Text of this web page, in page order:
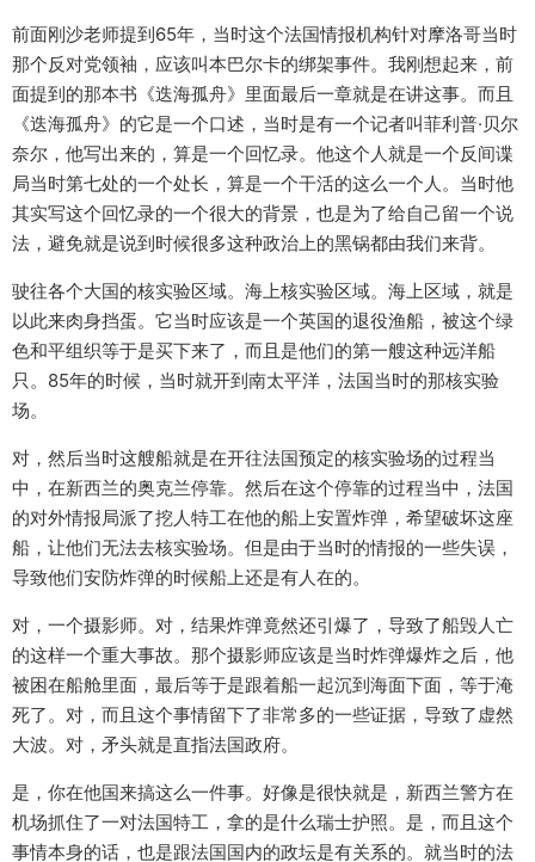
前面刚沙老师提到65年，当时这个法国情报机构针对摩洛哥当时
那个反对党领袖，应该叫本巴尔卡的绑架事件。我刚想起来，前
面提到的那本书《迭海孤舟》里面最后一章就是在讲这事。而且
《迭海孤舟》的它是一个口述，当时是有一个记者叫菲利普·贝尔
奈尔，他写出来的，算是一个回忆录。他这个人就是一个反间谍
局当时第七处的一个处长，算是一个干活的这么一个人。当时他
其实写这个回忆录的一个很大的背景，也是为了给自己留一个说
法，避免就是说到时候很多这种政治上的黑锅都由我们来背。
驶往各个大国的核实验区域。海上核实验区域。海上区域，就是
以此来肉身挡蛋。它当时应该是一个英国的退役渔船，被这个绿
色和平组织等于是买下来了，而且是他们的第一艘这种远洋船
只。85年的时候，当时就开到南太平洋，法国当时的那核实验
场。
对，然后当时这艘船就是在开往法国预定的核实验场的过程当
中，在新西兰的奥克兰停靠。然后在这个停靠的过程当中，法国
的对外情报局派了挖人特工在他的船上安置炸弹，希望破坏这座
船，让他们无法去核实验场。但是由于当时的情报的一些失误，
导致他们安防炸弹的时候船上还是有人在的。
对，一个摄影师。对，结果炸弹竟然还引爆了，导致了船毁人亡
的这样一个重大事故。那个摄影师应该是当时炸弹爆炸之后，他
被困在船舱里面，最后等于是跟着船一起沉到海面下面，等于淹
死了。对，而且这个事情留下了非常多的一些证据，导致了虚然
大波。对，矛头就是直指法国政府。
是，你在他国来搞这么一件事。好像是很快就是，新西兰警方在
机场抓住了一对法国特工，拿的是什么瑞士护照。是，而且这个
事情本身的话，也是跟法国国内的政坛是有关系的。就当时的法